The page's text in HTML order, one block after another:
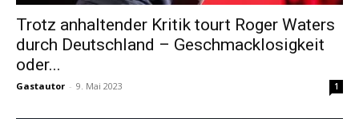
Trotz anhaltender Kritik tourt Roger Waters
durch Deutschland – Geschmacklosigkeit
oder...
Gastautor - 9. Mai 2023 1